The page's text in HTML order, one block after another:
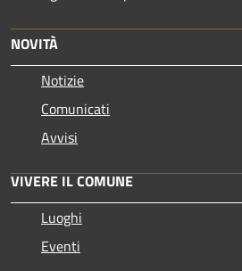
NOVITÀ
Notizie
Comunicati
Avvisi
VIVERE IL COMUNE
Luoghi
Eventi